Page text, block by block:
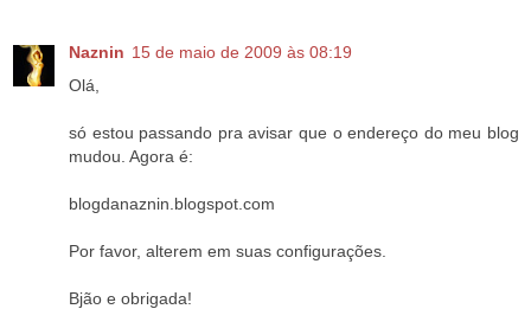
Naznin 15 de maio de 2009 às 08:19
Olá,
só estou passando pra avisar que o endereço do meu blog
mudou. Agora é:
blogdanaznin.blogspot.com
Por favor, alterem em suas configurações.
Bjão e obrigada!